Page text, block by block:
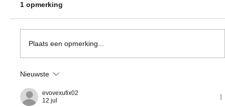
Mesoestetic en hun
huidverzorgingsproducten
1 opmerking
Plaats een opmerking...
Nieuwste
evovexufix02
12 jul